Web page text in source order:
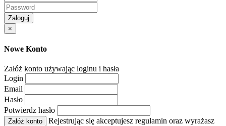
Zaloguj
×
Nowe Konto
Załóż konto używając loginu i hasła
Login
Email
Hasło
Potwierdz hasło
Załóż konto
Rejestrując się akceptujesz regulamin oraz wyrażasz